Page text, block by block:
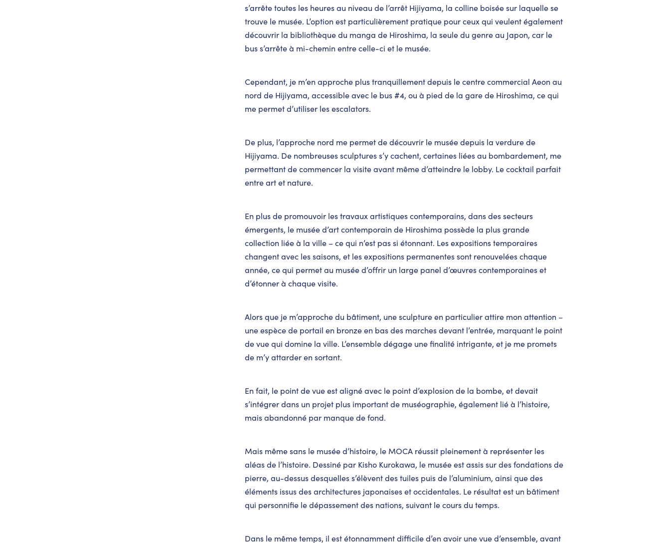
s’arrête toutes les heures au niveau de l’arrêt Hijiyama, la colline boisée sur laquelle se
trouve le musée. L’option est particulièrement pratique pour ceux qui veulent également
découvrir la bibliothèque du manga de Hiroshima, la seule du genre au Japon, car le
bus s’arrête à mi-chemin entre celle-ci et le musée.
Cependant, je m’en approche plus tranquillement depuis le centre commercial Aeon au
nord de Hijiyama, accessible avec le bus #4, ou à pied de la gare de Hiroshima, ce qui
me permet d’utiliser les escalators.
De plus, l’approche nord me permet de découvrir le musée depuis la verdure de
Hijiyama. De nombreuses sculptures s’y cachent, certaines liées au bombardement, me
permettant de commencer la visite avant même d’atteindre le lobby. Le cocktail parfait
entre art et nature.
En plus de promouvoir les travaux artistiques contemporains, dans des secteurs
émergents, le musée d’art contemporain de Hiroshima possède la plus grande
collection liée à la ville – ce qui n’est pas si étonnant. Les expositions temporaires
changent avec les saisons, et les expositions permanentes sont renouvelées chaque
année, ce qui permet au musée d’offrir un large panel d’œuvres contemporaines et
d’étonner à chaque visite.
Alors que je m’approche du bâtiment, une sculpture en particulier attire mon attention –
une espèce de portail en bronze en bas des marches devant l’entrée, marquant le point
de vue qui domine la ville. L’ensemble dégage une finalité intrigante, et je me promets
de m’y attarder en sortant.
En fait, le point de vue est aligné avec le point d’explosion de la bombe, et devait
s’intégrer dans un projet plus important de muséographie, également lié à l’histoire,
mais abandonné par manque de fond.
Mais même sans le musée d’histoire, le MOCA réussit pleinement à représenter les
aléas de l’histoire. Dessiné par Kisho Kurokawa, le musée est assis sur des fondations de
pierre, au-dessus desquelles s’élèvent des tuiles puis de l’aluminium, ainsi que des
éléments issus des architectures japonaises et occidentales. Le résultat est un bâtiment
qui personnifie le dépassement des nations, suivant le cours du temps.
Dans le même temps, il est étonnamment difficile d’en avoir une vue d’ensemble, avant